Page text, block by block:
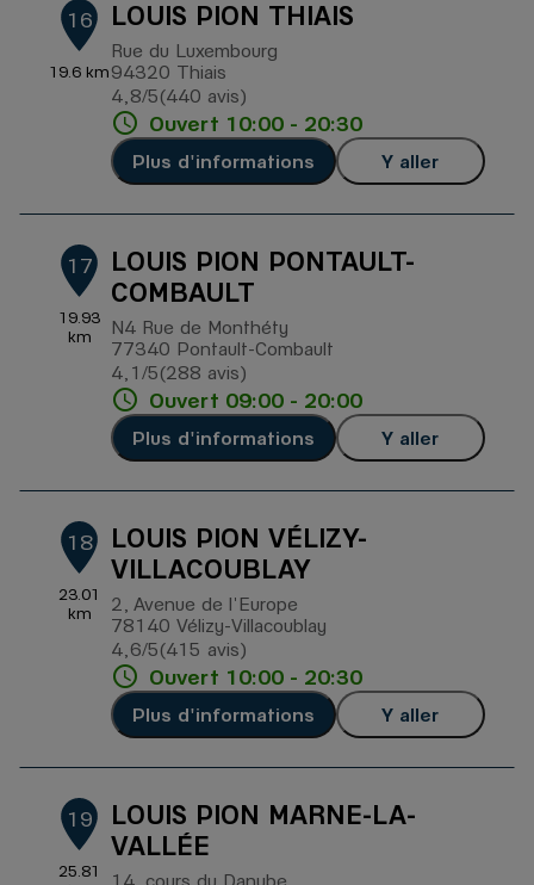
16
19.6 km
LOUIS PION THIAIS
Rue du Luxembourg
94320 Thiais
4,8/5 Note de 4.8 sur 5
(440 avis)
Ouvert 10:00 - 20:30
Plus d'informations Y aller
17
19.93
km
LOUIS PION PONTAULT-
COMBAULT
N4 Rue de Monthéty
77340 Pontault-Combault
4,1 /5 Note de 4.1 sur 5
(288 avis)
Ouvert 09:00 - 20:00
Plus d'informations Y aller
18
23.01
km
LOUIS PION VÉLIZY-
VILLACOUBLAY
2, Avenue de l'Europe
78140 Vélizy-Villacoublay
4,6/5 Note de 4.6 sur 5
(415 avis)
Ouvert 10:00 - 20:30
Plus d'informations Y aller
19
25.81
LOUIS PION MARNE-LA-
VALLÉE
14, cours du Danube